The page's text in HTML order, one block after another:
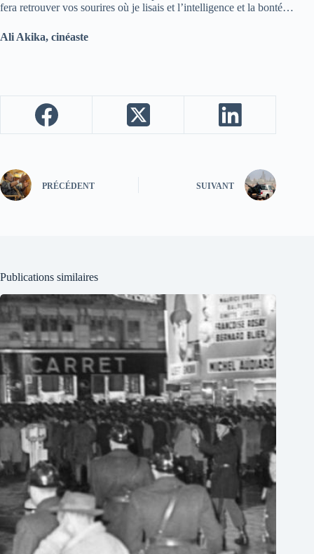
fera retrouver vos sourires où je lisais et l’intelligence et la bonté…
Ali Akika, cinéaste
PRÉCÉDENT SUIVANT
Publications similaires